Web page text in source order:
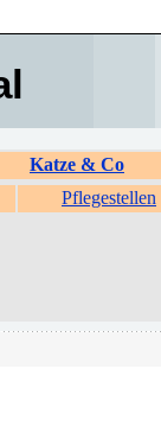
Katze & Co
Pflegestellen